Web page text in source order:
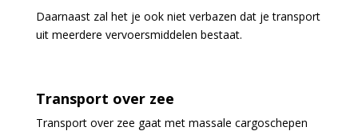
Daarnaast zal het je ook niet verbazen dat je transport
uit meerdere vervoersmiddelen bestaat.
Transport over zee
Transport over zee gaat met massale cargoschepen